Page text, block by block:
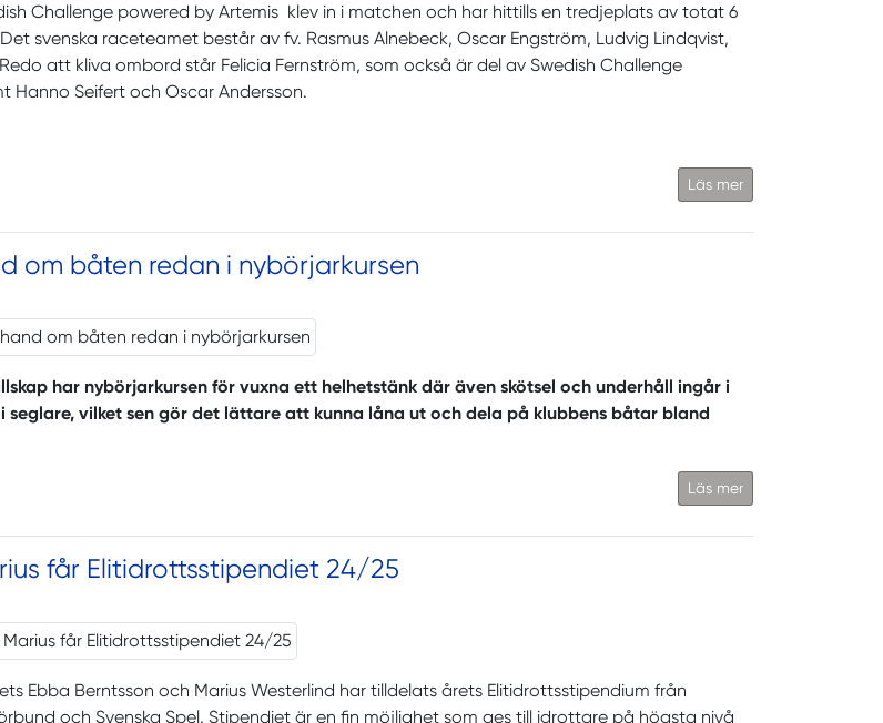
Challenge powered by Artemis klev in i matchen och har hittills en tredjeplats av totat 6
svenska raceteamet består av fv. Rasmus Alnebeck, Oscar Engström, Ludvig Lindqvist,
att kliva ombord står Felicia Fernström, som också är del av Swedish Challenge
Hanno Seifert och Oscar Andersson.
Läs mer
om båten redan i nybörjarkursen
har nybörjarkursen för vuxna ett helhetstänk där även skötsel och underhåll ingår i
vilket sen gör det lättare att kunna låna ut och dela på klubbens båtar bland
Läs mer
får Elitidrottsstipendiet 24/25
Ebba Berntsson och Marius Westerlind har tilldelats årets Elitidrottsstipendium från
och Svenska Spel. Stipendiet är en fin möjlighet som ges till idrottare på högsta nivå